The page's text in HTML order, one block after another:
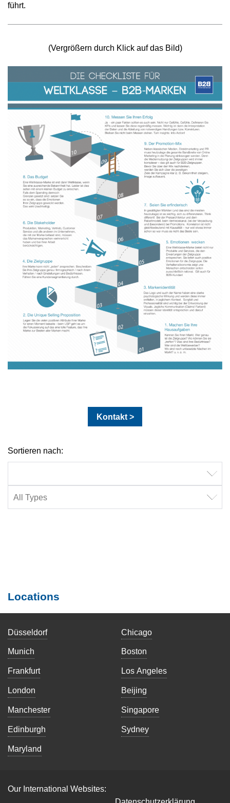
führt.
(Vergrößern durch Klick auf das Bild)
Kontakt >
Sortieren nach:
Locations
Düsseldorf
Munich
Frankfurt
London
Manchester
Edinburgh
Maryland
Chicago
Boston
Los Angeles
Beijing
Singapore
Sydney
Our International Websites: